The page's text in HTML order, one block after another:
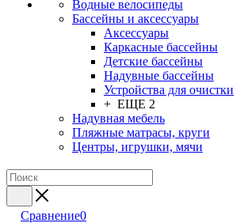
Водные велосипеды
Бассейны и аксессуары
Аксессуары
Каркасные бассейны
Детские бассейны
Надувные бассейны
Устройства для очистки
+ ЕЩЕ 2
Надувная мебель
Пляжные матрасы, круги
Центры, игрушки, мячи
Сравнение0